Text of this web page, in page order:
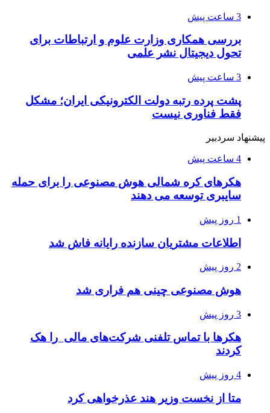
3 ساعت پیش
بررسی همکاری وزارت علوم و ارتباطات برای
تحول دیجیتال نشر علمی
3 ساعت پیش
پشت پرده رتبه دولت الکترونیکی ایران؛ مشکل
فقط فناوری نیست
پیشنهاد سردبیر
4 ساعت پیش
هکرهای کره شمالی هوش مصنوعی را برای حمله
سایبری توسعه می دهند
1 روز پیش
اطلاعات مشتریان سازنده رایانه فاش شد
2 روز پیش
هوش مصنوعی چینی هم فراری شد
3 روز پیش
هکرها با تماس تلفنی شرکت‌های مالی را هک
کردند
4 روز پیش
متا از نخست وزیر هند عذرخواهی کرد